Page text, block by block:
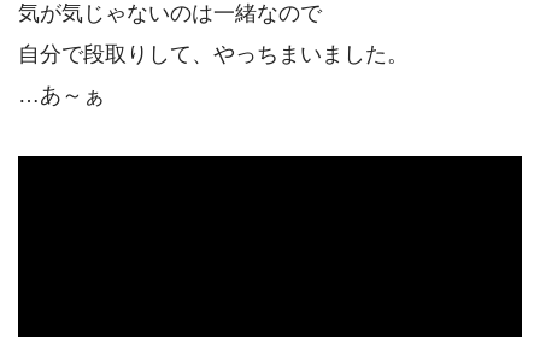
気が気じゃないのは一緒なので
自分で段取りして、やっちまいました。
…あ～ぁ